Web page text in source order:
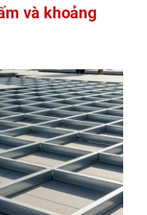
và khoảng